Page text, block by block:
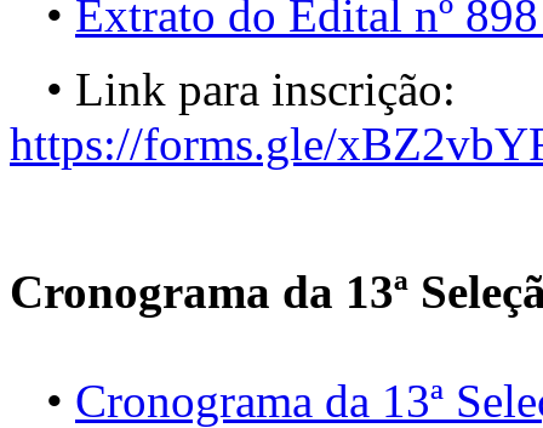
• Extrato do Edital nº
• Link para inscrição:
https://forms.gle/
Cronograma da 13ª
• Cronograma da 13ª